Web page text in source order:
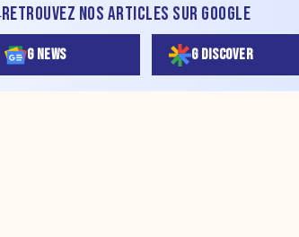
RETROUVEZ NOS ARTICLES SUR GOOGLE
G NEWS G DISCOVER